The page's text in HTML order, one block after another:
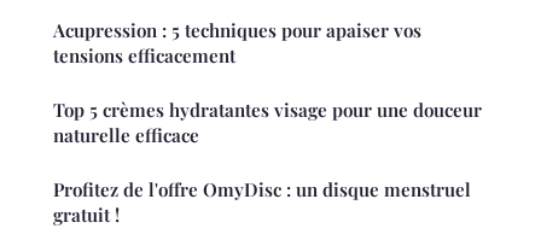
Acupression : 5 techniques pour apaiser vos
tensions efficacement
Top 5 crèmes hydratantes visage pour une douceur
naturelle efficace
Profitez de l'offre OmyDisc : un disque menstruel
gratuit !